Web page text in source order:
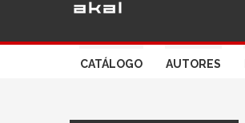
CATÁLOGO AUTORES